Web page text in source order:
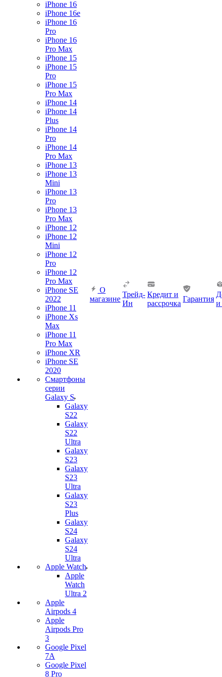
iPhone 16
iPhone 16e
iPhone 16
Pro
iPhone 16
Pro Max
iPhone 15
iPhone 15
Pro
iPhone 15
Pro Max
iPhone 14
iPhone 14
Plus
iPhone 14
Pro
iPhone 14
Pro Max
iPhone 13
iPhone 13
Mini
iPhone 13
Pro
iPhone 13
Pro Max
iPhone 12
iPhone 12
Mini
iPhone 12
Pro
iPhone 12
Pro Max
iPhone SE
2022
iPhone 11
iPhone Xs
Max
iPhone 11
Pro Max
iPhone XR
iPhone SE
2020
Смартфоны
серии
Galaxy S
Galaxy
S22
Galaxy
S22
Ultra
Galaxy
S23
Galaxy
S23
Ultra
Galaxy
S23
Plus
Galaxy
S24
Galaxy
S24
Ultra
Apple Watch
Apple
Watch
Ultra 2
Apple
Airpods 4
Apple
Airpods Pro
3
Google Pixel
7А
Google Pixel
8 Pro
О
магазине
Трейд-
Ин
Кредит и
рассрочка
Гарантия
и